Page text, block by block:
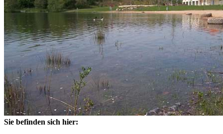
Sie befinden sich hier: